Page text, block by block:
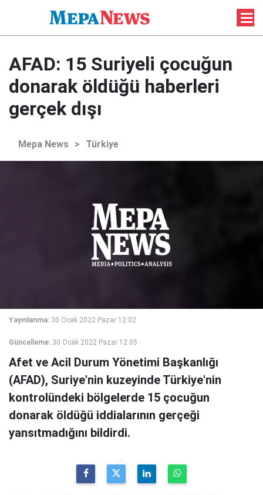
AFAD: 15 Suriyeli çocuğun
donarak öldüğü haberleri
gerçek dışı
Mepa News > Türkiye
Yayınlanma: 30 Ocak 2022 Pazar 12:02
Güncelleme: 30 Ocak 2022 Pazar 12:05
Afet ve Acil Durum Yönetimi Başkanlığı
(AFAD), Suriye'nin kuzeyinde Türkiye'nin
kontrolündeki bölgelerde 15 çocuğun
donarak öldüğü iddialarının gerçeği
yansıtmadığını bildirdi.